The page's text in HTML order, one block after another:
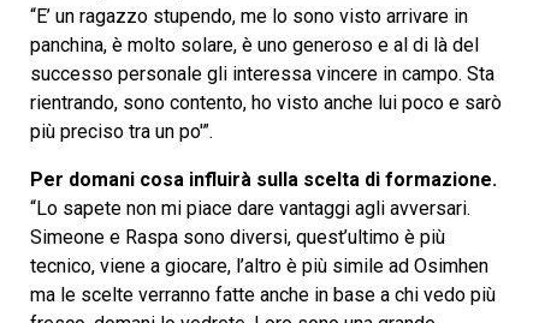
“E’ un ragazzo stupendo, me lo sono visto arrivare in
panchina, è molto solare, è uno generoso e al di là del
successo personale gli interessa vincere in campo. Sta
rientrando, sono contento, ho visto anche lui poco e sarò
più preciso tra un po'”.
Per domani cosa influirà sulla scelta di formazione.
“Lo sapete non mi piace dare vantaggi agli avversari.
Simeone e Raspa sono diversi, quest’ultimo è più
tecnico, viene a giocare, l’altro è più simile ad Osimhen
ma le scelte verranno fatte anche in base a chi vedo più